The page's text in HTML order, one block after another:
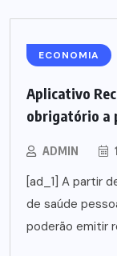
ECONOMIA
Aplicativo
obrigatório a
ADMIN
[ad_1] A partir
de saúde
poderão emitir